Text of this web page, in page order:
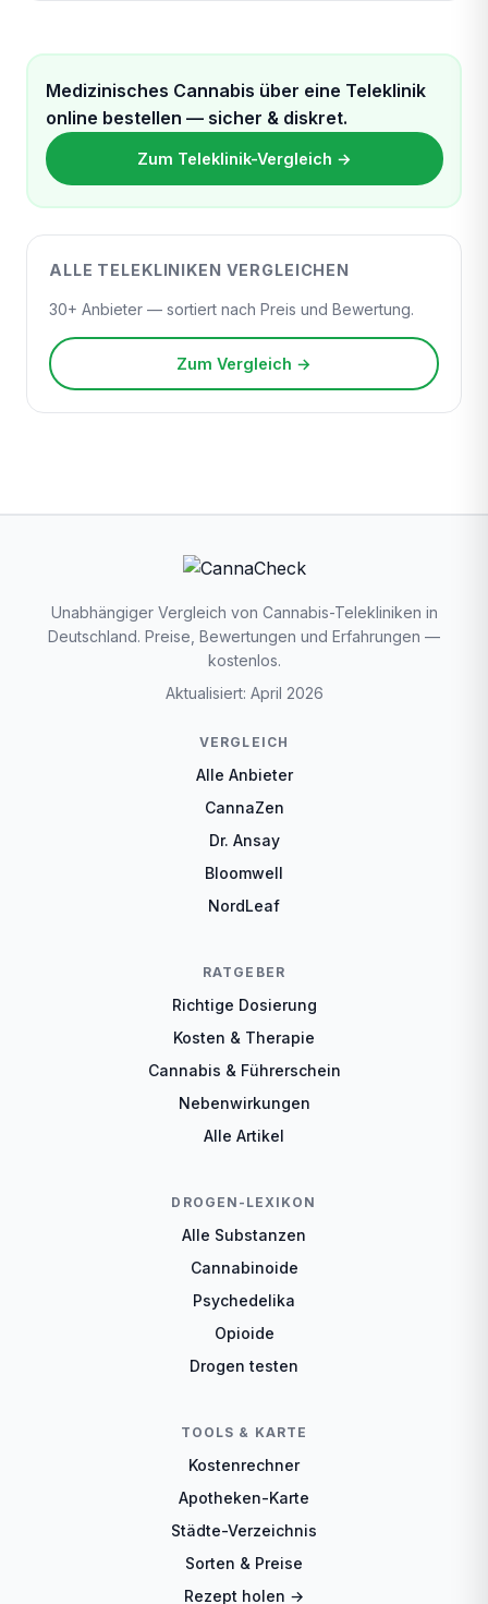
Medizinisches Cannabis über eine Teleklinik
online bestellen — sicher & diskret.
Zum Teleklinik-Vergleich →
ALLE TELEKLINIKEN VERGLEICHEN
30+ Anbieter — sortiert nach Preis und Bewertung.
Zum Vergleich →
Unabhängiger Vergleich von Cannabis-Telekliniken in
Deutschland. Preise, Bewertungen und Erfahrungen —
kostenlos.
Aktualisiert: April 2026
VERGLEICH
Alle Anbieter
CannaZen
Dr. Ansay
Bloomwell
NordLeaf
RATGEBER
Richtige Dosierung
Kosten & Therapie
Cannabis & Führerschein
Nebenwirkungen
Alle Artikel
DROGEN-LEXIKON
Alle Substanzen
Cannabinoide
Psychedelika
Opioide
Drogen testen
TOOLS & KARTE
Kostenrechner
Apotheken-Karte
Städte-Verzeichnis
Sorten & Preise
Rezept holen →